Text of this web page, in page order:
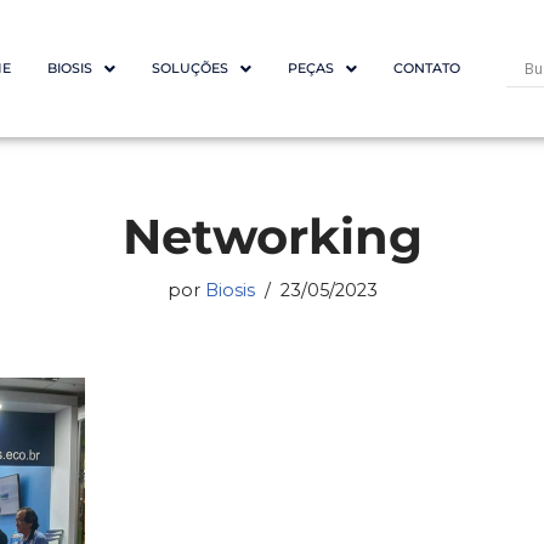
BIOSIS SOLUÇÕES PEÇAS CONTATO
Networking
por Biosis 23/05/2023